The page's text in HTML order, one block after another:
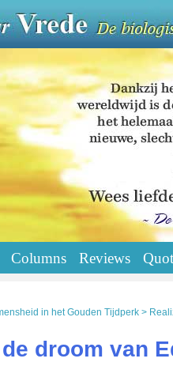
Columns Reviews
in het Gouden Tijdperk >
droom van